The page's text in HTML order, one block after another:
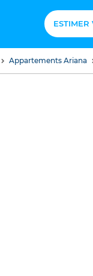
ESTIMER
Appartements Ariana